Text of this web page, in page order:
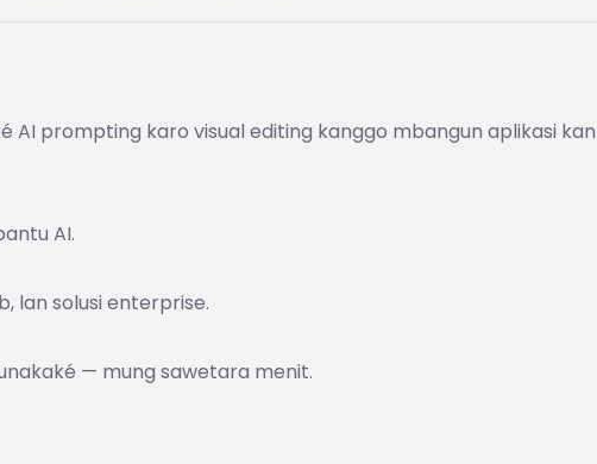
AI prompting karo visual editing kanggo mbangun aplikasi
AI.
lan solusi enterprise.
— mung sawetara menit.